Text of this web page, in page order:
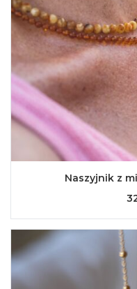
Naszyjnik z